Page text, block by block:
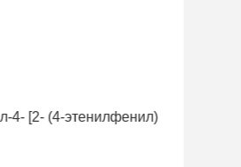
[2- (4-этенилфенил)